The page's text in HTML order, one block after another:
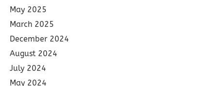
May 2025
March 2025
December 2024
August 2024
July 2024
May 2024